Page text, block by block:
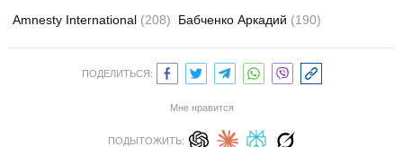
Amnesty International (208) Бабченко Аркадий (190)
ПОДЕЛИТЬСЯ:
Мне нравится
ПОДЫТОЖИТЬ: